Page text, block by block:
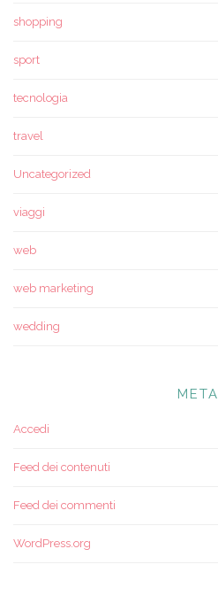
shopping
sport
tecnologia
travel
Uncategorized
viaggi
web
web marketing
wedding
META
Accedi
Feed dei contenuti
Feed dei commenti
WordPress.org